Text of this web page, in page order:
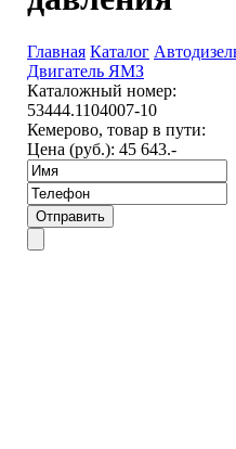
Главная Каталог
Двигатель ЯМЗ
Каталожный номер:
53444.1104007-10
Кемерово, товар в пути:
Цена (руб.): 45 643.-